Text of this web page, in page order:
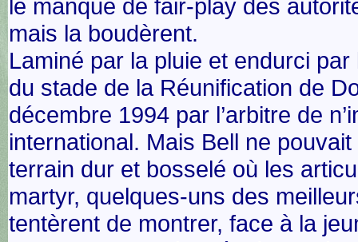
le manque de fair-play des
mais la boudèrent.
Laminé par la pluie et endurci
du stade de la Réunification de
décembre 1994 par l’arbitre de
international. Mais Bell ne
terrain dur et bosselé où les
martyr, quelques-uns des
tentèrent de montrer, face à la